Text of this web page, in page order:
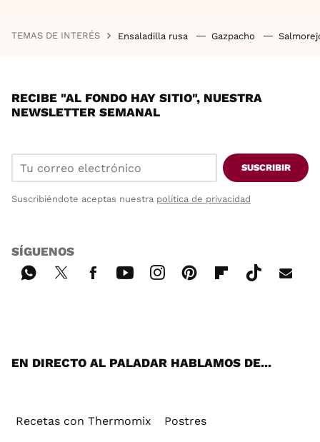
TEMAS DE INTERÉS Ensaladilla rusa Gazpacho
RECIBE "AL FONDO HAY SITIO", NUESTRA
NEWSLETTER SEMANAL
SUSCRIBIR
Suscribiéndote aceptas nuestra política de privacidad
SÍGUENOS
EN DIRECTO AL PALADAR HABLAMOS DE...
Recetas con Thermomix Postres